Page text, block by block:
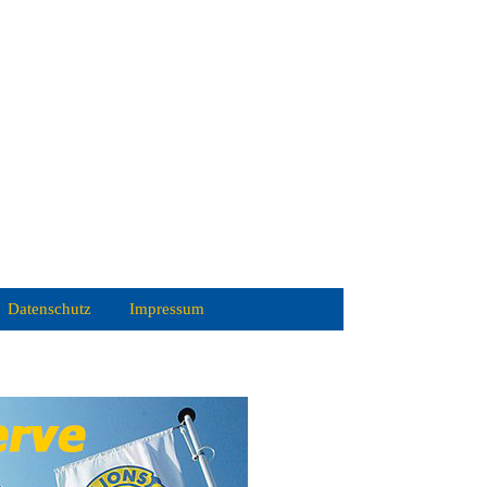
Datenschutz Impressum